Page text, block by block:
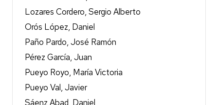
Lozares Cordero, Sergio Alberto
Orós López, Daniel
Paño Pardo, José Ramón
Pérez García, Juan
Pueyo Royo, María Victoria
Pueyo Val, Javier
Sáenz Abad, Daniel